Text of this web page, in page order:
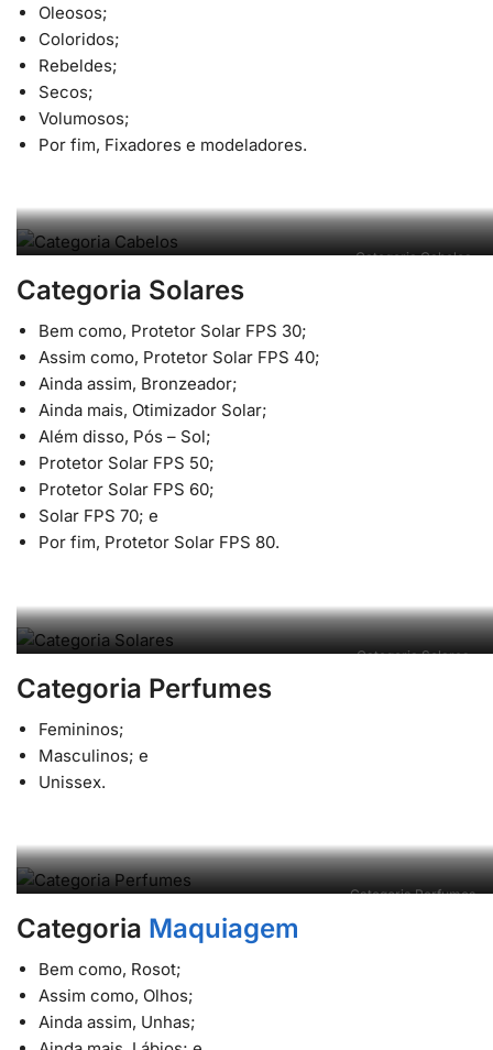
Oleosos;
Coloridos;
Rebeldes;
Secos;
Volumosos;
Por fim, Fixadores e modeladores.
Categoria Cabelos
Categoria Solares
Bem como, Protetor Solar FPS 30;
Assim como, Protetor Solar FPS 40;
Ainda assim, Bronzeador;
Ainda mais, Otimizador Solar;
Além disso, Pós – Sol;
Protetor Solar FPS 50;
Protetor Solar FPS 60;
Solar FPS 70; e
Por fim, Protetor Solar FPS 80.
Categoria Solares
Categoria Perfumes
Femininos;
Masculinos; e
Unissex.
Categoria Perfumes
Categoria Maquiagem
Bem como, Rosot;
Assim como, Olhos;
Ainda assim, Unhas;